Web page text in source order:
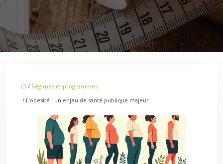
/ Régimes et programmes
/ L’obésité : un enjeu de santé publique majeur